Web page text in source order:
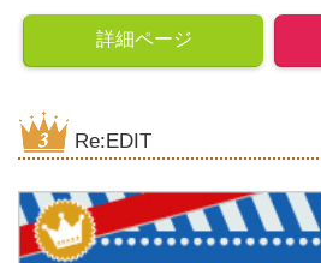
詳細ページ
Re:EDIT